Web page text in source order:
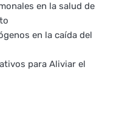
en la salud de
en la caída del
para Aliviar el